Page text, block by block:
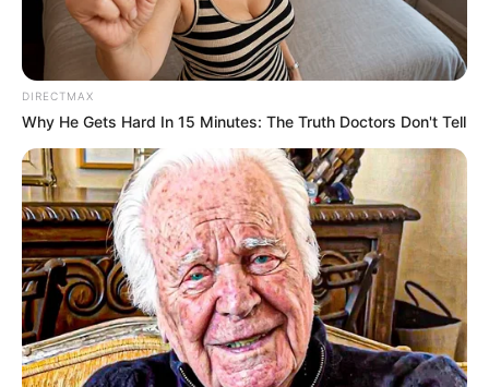
Home > Brasil > Brasília > Notícia > Política >
Denúncias de
turno.
Denúncias de assédio eleitoral
aumentam 3.000% do primeiro
para o segundo turno.
01:30 Brasil,Brasília,Notícia,Política
DIRECTMAX
Why He Gets Hard In 15 Minutes: The Truth Doctors Don't Tell